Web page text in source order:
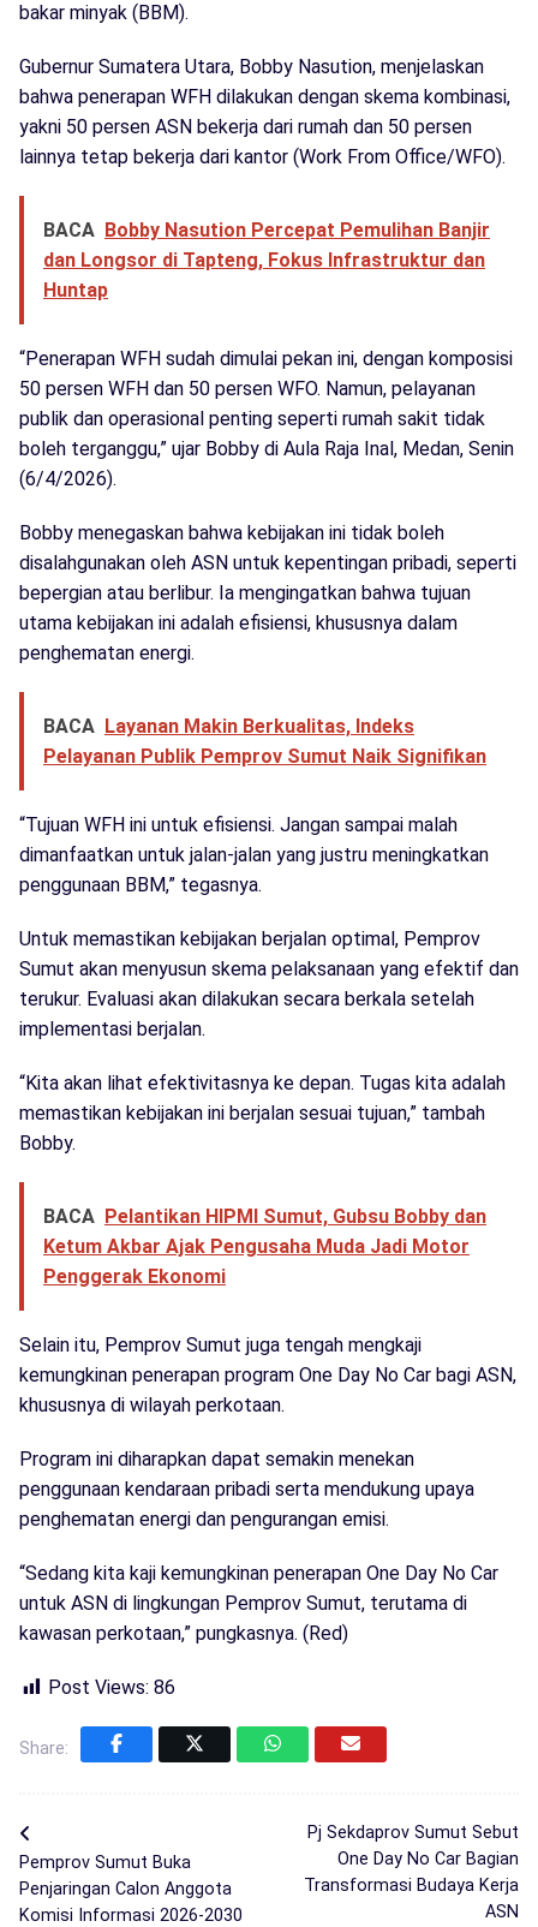
bakar minyak (BBM).
Gubernur Sumatera Utara, Bobby Nasution, menjelaskan
bahwa penerapan WFH dilakukan dengan skema kombinasi,
yakni 50 persen ASN bekerja dari rumah dan 50 persen
lainnya tetap bekerja dari kantor (Work From Office/WFO).
BACA Bobby Nasution Percepat Pemulihan Banjir
dan Longsor di Tapteng, Fokus Infrastruktur dan
Huntap
“Penerapan WFH sudah dimulai pekan ini, dengan komposisi
50 persen WFH dan 50 persen WFO. Namun, pelayanan
publik dan operasional penting seperti rumah sakit tidak
boleh terganggu,” ujar Bobby di Aula Raja Inal, Medan, Senin
(6/4/2026).
Bobby menegaskan bahwa kebijakan ini tidak boleh
disalahgunakan oleh ASN untuk kepentingan pribadi, seperti
bepergian atau berlibur. Ia mengingatkan bahwa tujuan
utama kebijakan ini adalah efisiensi, khususnya dalam
penghematan energi.
BACA Layanan Makin Berkualitas, Indeks
Pelayanan Publik Pemprov Sumut Naik Signifikan
“Tujuan WFH ini untuk efisiensi. Jangan sampai malah
dimanfaatkan untuk jalan-jalan yang justru meningkatkan
penggunaan BBM,” tegasnya.
Untuk memastikan kebijakan berjalan optimal, Pemprov
Sumut akan menyusun skema pelaksanaan yang efektif dan
terukur. Evaluasi akan dilakukan secara berkala setelah
implementasi berjalan.
“Kita akan lihat efektivitasnya ke depan. Tugas kita adalah
memastikan kebijakan ini berjalan sesuai tujuan,” tambah
Bobby.
BACA Pelantikan HIPMI Sumut, Gubsu Bobby dan
Ketum Akbar Ajak Pengusaha Muda Jadi Motor
Penggerak Ekonomi
Selain itu, Pemprov Sumut juga tengah mengkaji
kemungkinan penerapan program One Day No Car bagi ASN,
khususnya di wilayah perkotaan.
Program ini diharapkan dapat semakin menekan
penggunaan kendaraan pribadi serta mendukung upaya
penghematan energi dan pengurangan emisi.
“Sedang kita kaji kemungkinan penerapan One Day No Car
untuk ASN di lingkungan Pemprov Sumut, terutama di
kawasan perkotaan,” pungkasnya. (Red)
Post Views: 86
Share:
Pemprov Sumut Buka
Penjaringan Calon Anggota
Komisi Informasi 2026-2030
Pj Sekdaprov Sumut Sebut
One Day No Car Bagian
Transformasi Budaya Kerja
ASN